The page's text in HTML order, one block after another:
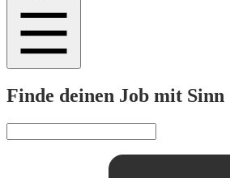
Finde deinen Job mit Sinn